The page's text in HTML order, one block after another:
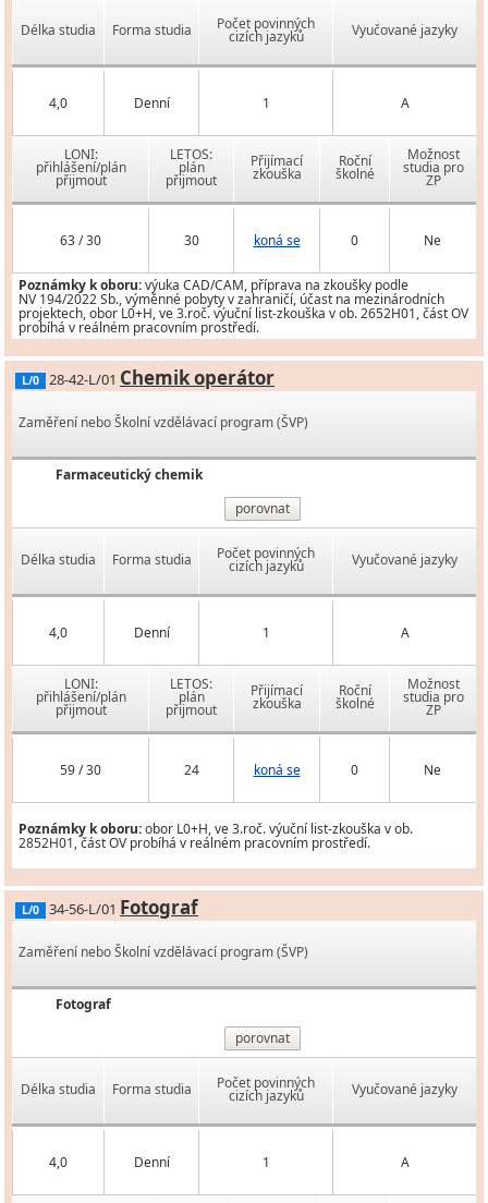
Délka studia Forma studia Počet povinných
cizích jazyků Vyučované jazyky
4,0 Denní 1 A
LONI:
přihlášení/plán
přijmout
LETOS:
plán
přijmout
Přijímací
zkouška
Roční
školné
Možnost
studia pro
ZP
63 / 30 30 koná se 0 Ne
Poznámky k oboru:výuka CAD/CAM, příprava na zkoušky podle
NV 194/2022 Sb., výměnné pobyty v zahraničí, účast na mezinárodních
projektech, obor L0+H, ve 3.roč. výuční list-zkouška v ob. 2652H01, část OV
probíhá v reálném pracovním prostředí.
L/0 28-42-L/01 Chemik operátor
Zaměření nebo Školní vzdělávací program (ŠVP)
Farmaceutický chemik
porovnat
Délka studia Forma studia Počet povinných
cizích jazyků Vyučované jazyky
4,0 Denní 1 A
LONI:
přihlášení/plán
přijmout
LETOS:
plán
přijmout
Přijímací
zkouška
Roční
školné
Možnost
studia pro
ZP
59 / 30 24 koná se 0 Ne
Poznámky k oboru:obor L0+H, ve 3.roč. výuční list-zkouška v ob.
2852H01, část OV probíhá v reálném pracovním prostředí.
L/0 34-56-L/01 Fotograf
Zaměření nebo Školní vzdělávací program (ŠVP)
Fotograf
porovnat
Délka studia Forma studia Počet povinných
cizích jazyků Vyučované jazyky
4,0 Denní 1 A